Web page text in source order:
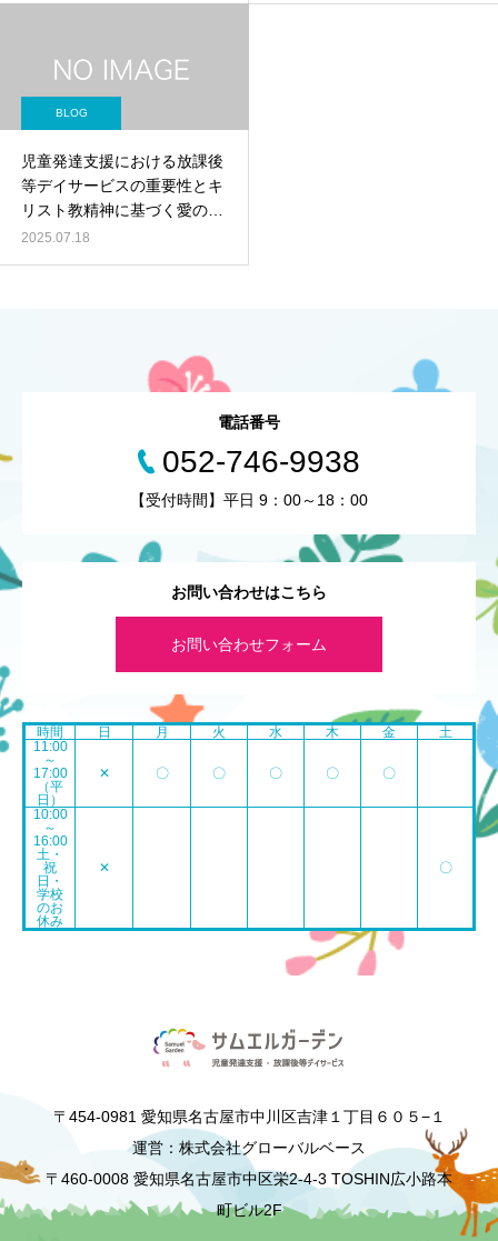
BLOG
児童発達支援における放課後
等デイサービスの重要性とキ
リスト教精神に基づく愛の価
値観
2025.07.18
お問い合わせはこちら
お問い合わせフォーム
電話番号
052-746-9938
【受付時間】平日 9：00～18：00
時間 日 月 火 水 木 金
土
11:00
～
17:00
（平
日）
✕ 〇 〇 〇 〇 〇
10:00
～
16:00
土・
祝
日・
学校
のお
休み
✕ 〇
〒454-0981 愛知県名古屋市中川区吉津１丁目６０５−１
運営：株式会社グローバルベース
〒460-0008 愛知県名古屋市中区栄2-4-3 TOSHIN広小路本
町ビル2F